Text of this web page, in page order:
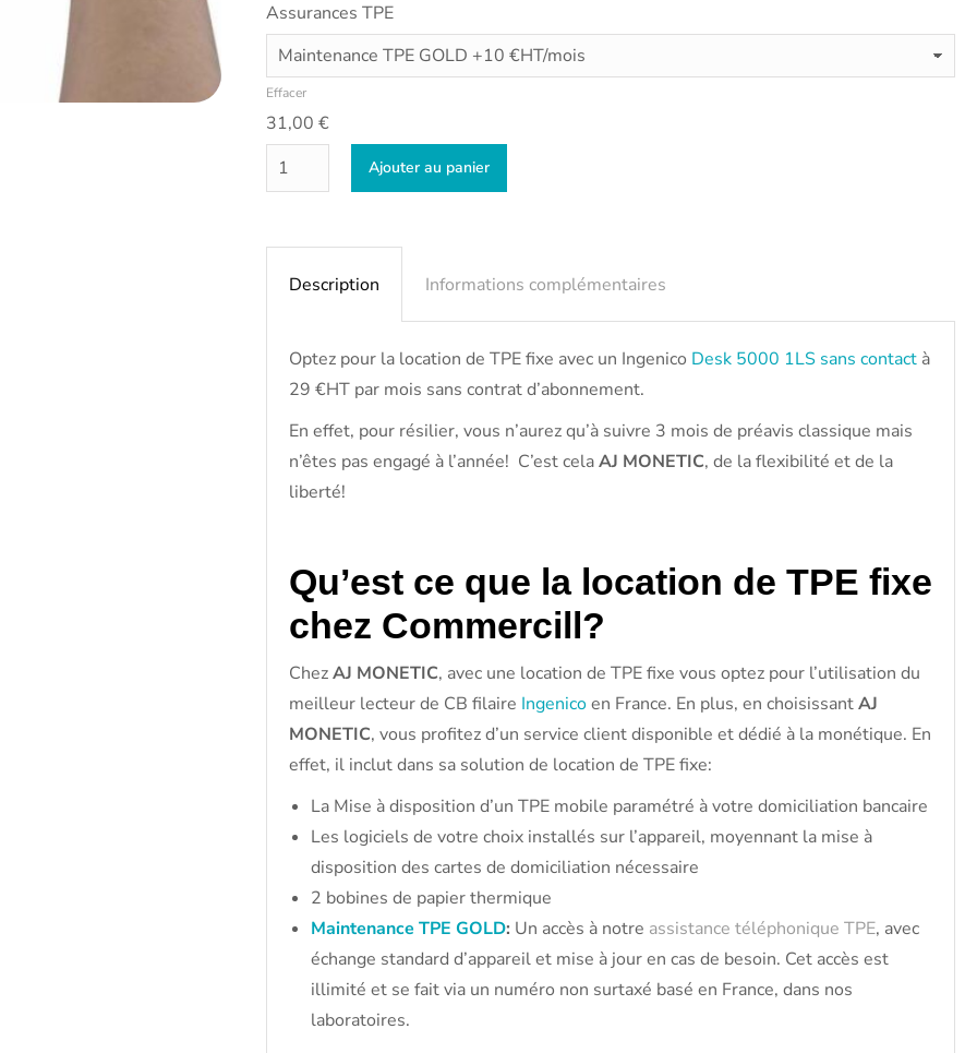
Assurances TPE
Effacer
31,00 €
Ajouter au panier
Description Informations complémentaires
Optez pour la location de TPE fixe avec un Ingenico Desk 5000 1LS sans contact à
29 €HT par mois sans contrat d’abonnement.
En effet, pour résilier, vous n’aurez qu’à suivre 3 mois de préavis classique mais
n’êtes pas engagé à l’année! C’est celaAJ MONETIC, de la flexibilité et de la
liberté!
Qu’est ce que la location de TPE fixe
chez Commercill?
ChezAJ MONETIC, avec une location de TPE fixe vous optez pour l’utilisation du
meilleur lecteur de CB filaire Ingenicoen France. En plus, en choisissantAJ
MONETIC, vous profitez d’un service client disponible et dédié à la monétique. En
effet, il inclut dans sa solution de location de TPE fixe:
La Mise à disposition d’un TPE mobile paramétré à votre domiciliation bancaire
Les logiciels de votre choix installés sur l’appareil, moyennant la mise à
disposition des cartes de domiciliation nécessaire
2 bobines de papier thermique
Maintenance TPE GOLD: Un accès à notre assistance téléphonique TPE, avec
échange standard d’appareil et mise à jour en cas de besoin. Cet accès est
illimité et se fait via un numéro non surtaxé basé en France, dans nos
laboratoires.